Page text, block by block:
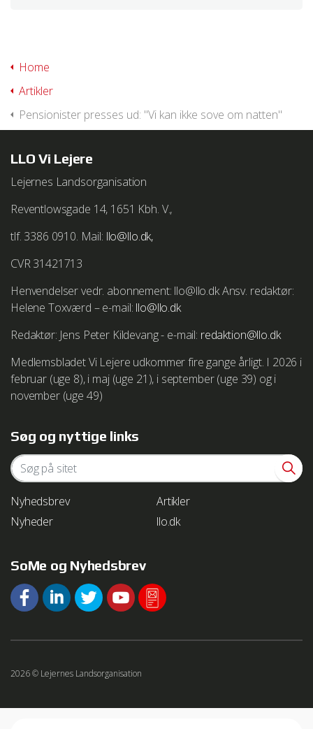
Home
Artikler
Pensionister presses ud: "Vi kan ikke sove om natten"
LLO Vi Lejere
Lejernes Landsorganisation
Reventlowsgade 14, 1651 Kbh. V.,
tlf. 3386 0910. Mail: llo@llo.dk,
CVR 31421713
Henvendelser vedr. abonnement: llo@llo.dk Ansv. redaktør:
Helene Toxværd – e-mail: llo@llo.dk
Redaktør: Jens Peter Kildevang - e-mail: redaktion@llo.dk
Medlemsbladet Vi Lejere udkommer fire gange årligt. I 2026 i
februar (uge 8), i maj (uge 21), i september (uge 39) og i
november (uge 49)
Søg og nyttige links
Nyhedsbrev
Artikler
Nyheder
llo.dk
SoMe og Nyhedsbrev
2026 © Lejernes Landsorganisation